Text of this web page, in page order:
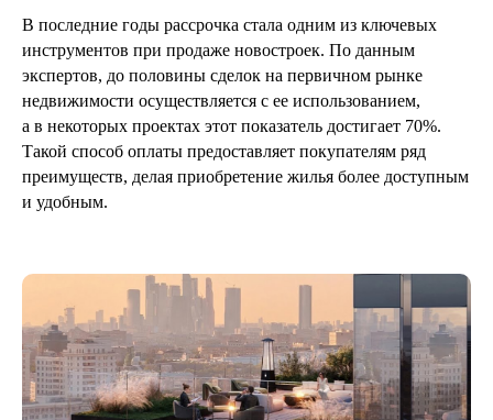
В последние годы рассрочка стала одним из ключевых
инструментов при продаже новостроек. По данным
экспертов, до половины сделок на первичном рынке
недвижимости осуществляется с ее использованием,
а в некоторых проектах этот показатель достигает 70%.
Такой способ оплаты предоставляет покупателям ряд
преимуществ, делая приобретение жилья более доступным
и удобным.